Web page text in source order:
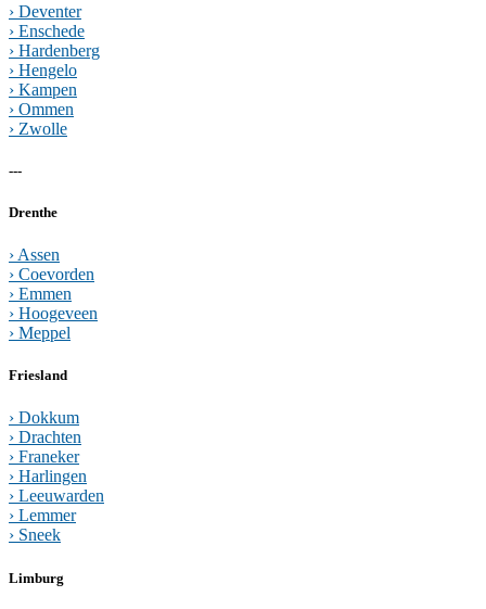
› Deventer
› Enschede
› Hardenberg
› Hengelo
› Kampen
› Ommen
› Zwolle
---
Drenthe
› Assen
› Coevorden
› Emmen
› Hoogeveen
› Meppel
Friesland
› Dokkum
› Drachten
› Franeker
› Harlingen
› Leeuwarden
› Lemmer
› Sneek
Limburg